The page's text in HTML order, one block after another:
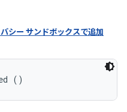
ー サンドボックスで追加
()